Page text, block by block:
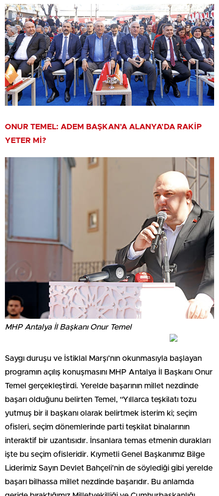
ONUR TEMEL: ADEM BAŞKAN’A ALANYA’DA RAKİP
YETER Mİ?
MHP Antalya İl Başkanı Onur Temel
Saygı duruşu ve İstiklal Marşı’nın okunmasıyla başlayan
programın açılış konuşmasını MHP Antalya İl Başkanı Onur
Temel gerçekleştirdi. Yerelde başarının millet nezdinde
başarı olduğunu belirten Temel, “Yıllarca teşkilatı tozu
yutmuş bir il başkanı olarak belirtmek isterim ki; seçim
ofisleri, seçim dönemlerinde parti teşkilat binalarının
interaktif bir uzantısıdır. İnsanlara temas etmenin durakları
işte bu seçim ofisleridir. Kıymetli Genel Başkanımız Bilge
Liderimiz Sayın Devlet Bahçeli’nin de söylediği gibi yerelde
başarı bilhassa millet nezdinde başarıdır. Bu anlamda